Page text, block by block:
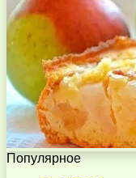
Популярное